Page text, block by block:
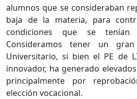
alumnos que se consideraban
baja de la materia, para
condiciones que se tenían
Consideramos tener un
Universitario, si bien el PE de
innovador, ha generado
principalmente por
elección vocacional.